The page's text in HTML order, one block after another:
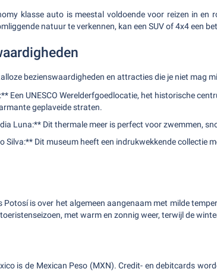
klasse auto is meestal voldoende voor reizen in en
natuur te verkennen, kan een SUV of 4x4 een
bezienswaardigheden en attracties die je niet mag
Een UNESCO Werelderfgoedlocatie, het historische
geplaveide straten.
Luna:** Dit thermale meer is perfect voor zwemmen,
Silva:** Dit museum heeft een indrukwekkende collectie
Potosí is over het algemeen aangenaam met milde
met warm en zonnig weer, terwijl de
is de Mexican Peso (MXN). Credit- en debitcards